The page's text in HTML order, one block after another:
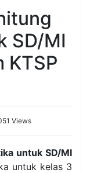
SD/MI
KTSP
Views
untuk SD/MI
untuk kelas 3